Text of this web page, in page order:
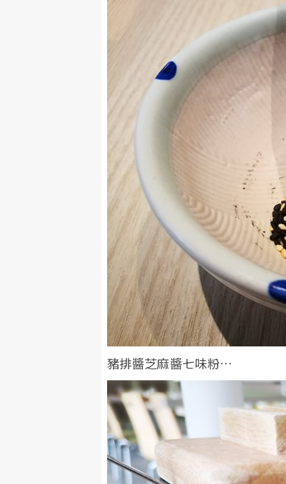
豬排醬芝麻醬七味粉…